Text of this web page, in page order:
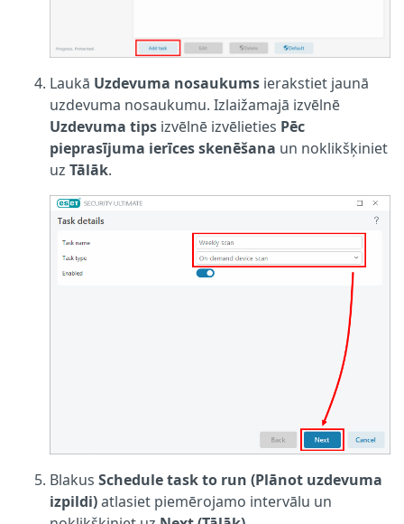
Laukā Uzdevuma nosaukums ierakstiet jaunā
uzdevuma nosaukumu. Izlaižamajā izvēlnē
Uzdevuma tips izvēlnē izvēlieties Pēc
pieprasījuma ierīces skenēšana un noklikšķiniet
uz Tālāk.
Blakus Schedule task to run (Plānot uzdevuma
izpildi)atlasiet piemērojamo intervālu un